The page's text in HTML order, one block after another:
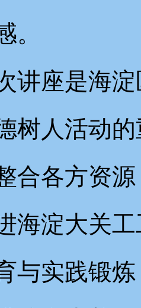
。
讲座是海
树人活动
合各方资
海淀大关
与实践锻